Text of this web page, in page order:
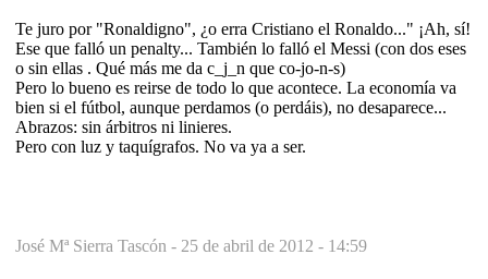
Te juro por "Ronaldigno", ¿o erra Cristiano el Ronaldo..." ¡Ah, sí!
Ese que falló un penalty... También lo falló el Messi (con dos eses
o sin ellas . Qué más me da c_j_n que co-jo-n-s)
Pero lo bueno es reirse de todo lo que acontece. La economía va
bien si el fútbol, aunque perdamos (o perdáis), no desaparece...
Abrazos: sin árbitros ni linieres.
Pero con luz y taquígrafos. No va ya a ser.
José Mª Sierra Tascón - 25 de abril de 2012 - 14:59